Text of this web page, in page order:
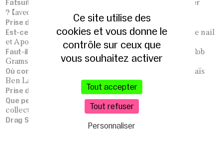
Fatsuit, blackface : est-ce qu’un acteur peut tout jouer
? (avec Morgan Noam et Sophia Lang)
Prise de parole – Derrière le rideau
Est-ce qu’il y a trop de drag queens ?(avec Ruby on the nail
et Apolline Bazin)
Faut-il désembourgeoiser le cinéma français ?
(avec Rob
Grams)
Où commence l’appropriation culturelle ?
(avec Khemaïs
Ben Lakhdar)
Prise de parole – Cultures en lutte
Que peut la culture pour la Palestine ?
collectif Maan for Gaza)
Drag Show
Ce site utilise des
cookies et vous donne le
contrôle sur ceux que
vous souhaitez activer
Tout accepter
Tout refuser
Personnaliser